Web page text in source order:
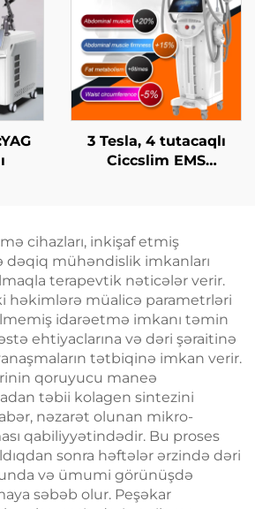
Üzün Radiofrekvanslı
Emalı, Çəki Itirmə və
Bədənin İncələnməsi
3 Tesla, 4 tutacaqlı
Ciccslim EMS
Stimulyasiya
cihazları, inkişaf etmiş
dəqiq mühəndislik imkanları
terapevtik nəticələr verir.
həkimlərə müalicə parametrləri
idarəetmə imkanı təmin
ehtiyaclarına və dəri şəraitinə
tətbiqinə imkan verir.
qoruyucu maneə
təbii kolagen sintezini
nəzarət olunan mikro-
qabiliyyətindədir. Bu proses
sonra həftələr ərzində dəri
və ümumi görünüşdə
səbəb olur. Peşəkar